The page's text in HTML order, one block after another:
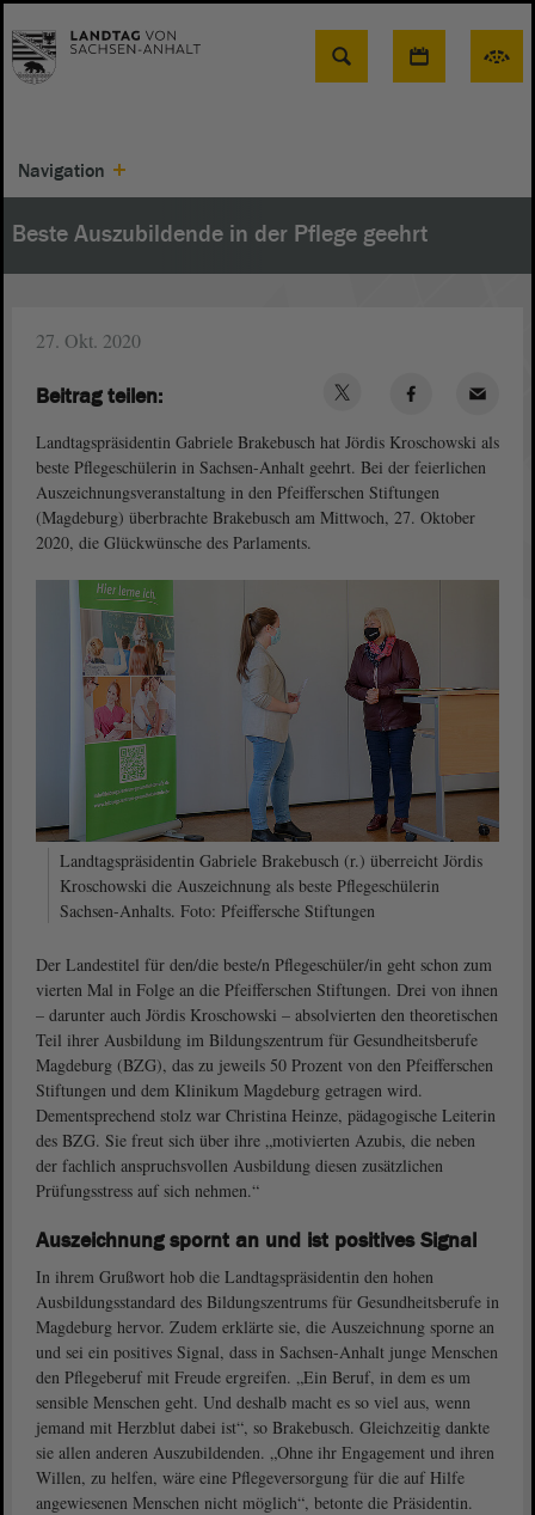
Suche
Navigation
Beste Auszubildende in der Pflege geehrt
27. Okt. 2020
Landtagspräsidentin Gabriele Brakebusch hat Jördis Kroschowski als
beste Pflegeschülerin in Sachsen-Anhalt geehrt. Bei der feierlichen
Auszeichnungsveranstaltung in den Pfeifferschen Stiftungen
(Magdeburg) überbrachte Brakebusch am Mittwoch, 27. Oktober
2020, die Glückwünsche des Parlaments.
Landtagspräsidentin Gabriele Brakebusch (r.) überreicht Jördis
Kroschowski die Auszeichnung als beste Pflegeschülerin
Sachsen-Anhalts. Foto: Pfeiffersche Stiftungen
Der Landestitel für den/die beste/n Pflegeschüler/in geht schon zum
vierten Mal in Folge an die Pfeifferschen Stiftungen. Drei von ihnen
– darunter auch Jördis Kroschowski – absolvierten den theoretischen
Teil ihrer Ausbildung im Bildungszentrum für Gesundheitsberufe
Magdeburg (BZG), das zu jeweils 50 Prozent von den Pfeifferschen
Stiftungen und dem Klinikum Magdeburg getragen wird.
Dementsprechend stolz war Christina Heinze, pädagogische Leiterin
des BZG. Sie freut sich über ihre „motivierten Azubis, die neben
der fachlich anspruchsvollen Ausbildung diesen zusätzlichen
Prüfungsstress auf sich nehmen.“
Auszeichnung spornt an und ist positives Signal
In ihrem Grußwort hob die Landtagspräsidentin den hohen
Ausbildungsstandard des Bildungszentrums für Gesundheitsberufe in
Magdeburg hervor. Zudem erklärte sie, die Auszeichnung sporne an
und sei ein positives Signal, dass in Sachsen-Anhalt junge Menschen
den Pflegeberuf mit Freude ergreifen. „Ein Beruf, in dem es um
sensible Menschen geht. Und deshalb macht es so viel aus, wenn
jemand mit Herzblut dabei ist“, so Brakebusch. Gleichzeitig dankte
sie allen anderen Auszubildenden. „Ohne ihr Engagement und ihren
Willen, zu helfen, wäre eine Pflegeversorgung für die auf Hilfe
angewiesenen Menschen nicht möglich“, betonte die Präsidentin.
Beitrag teilen: